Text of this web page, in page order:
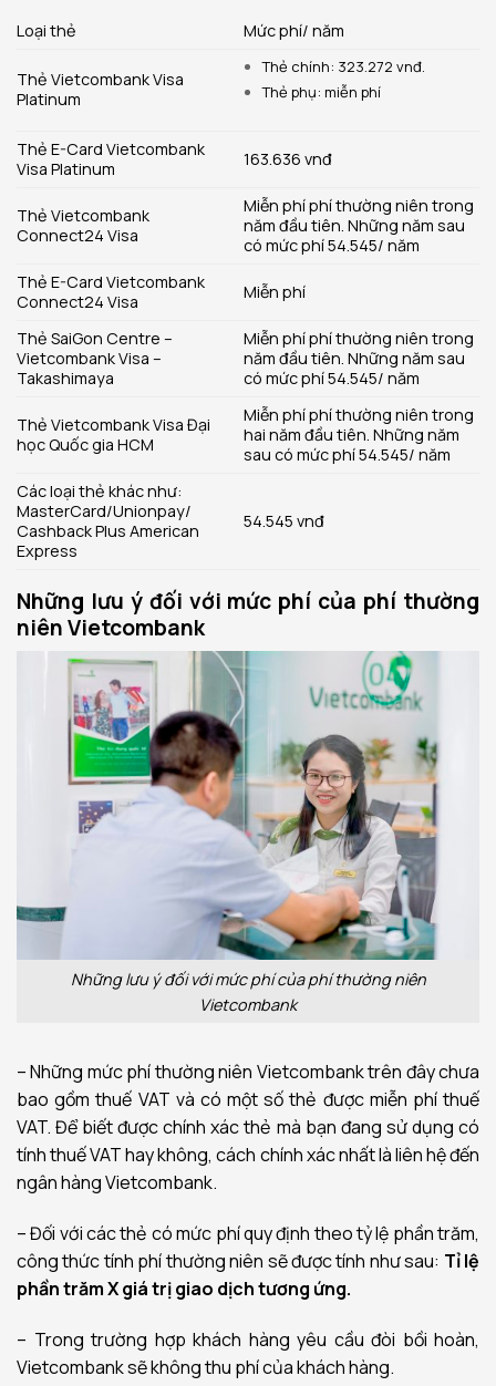
Loại thẻ Mức phí/ năm
Thẻ Vietcombank Visa
Platinum
Thẻ chính: 323.272 vnđ.
Thẻ phụ: miễn phí
Thẻ E-Card Vietcombank
Visa Platinum
163.636 vnđ
Thẻ Vietcombank
Connect24 Visa
Miễn phí phí thường niên trong
năm đầu tiên. Những năm sau
có mức phí 54.545/ năm
Thẻ E-Card Vietcombank
Connect24 Visa
Miễn phí
Thẻ SaiGon Centre –
Vietcombank Visa –
Takashimaya
Miễn phí phí thường niên trong
năm đầu tiên. Những năm sau
có mức phí 54.545/ năm
Thẻ Vietcombank Visa Đại
học Quốc gia HCM
Miễn phí phí thường niên trong
hai năm đầu tiên. Những năm
sau có mức phí 54.545/ năm
Các loại thẻ khác như:
MasterCard/Unionpay/
Cashback Plus American
Express
54.545 vnđ
Những lưu ý đối với mức phí của phí thường
niên Vietcombank
Những lưu ý đối với mức phí của phí thường niên
Vietcombank
– Những mức phí thường niên Vietcombank trên đây chưa
bao gồm thuế VAT và có một số thẻ được miễn phí thuế
VAT. Để biết được chính xác thẻ mà bạn đang sử dụng có
tính thuế VAT hay không, cách chính xác nhất là liên hệ đến
ngân hàng Vietcombank.
– Đối với các thẻ có mức phí quy định theo tỷ lệ phần trăm,
công thức tính phí thường niên sẽ được tính như sau: Tỉ lệ
phần trăm X giá trị giao dịch tương ứng.
– Trong trường hợp khách hàng yêu cầu đòi bồi hoàn,
Vietcombank sẽ không thu phí của khách hàng.